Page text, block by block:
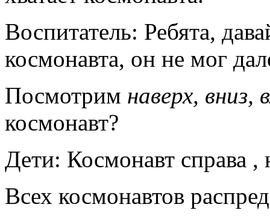
Воспитатель: Ребята,
космонавта, он не мог
Посмотрим наверх, вниз,
космонавт?
Дети: Космонавт справа ,
Всех космонавтов